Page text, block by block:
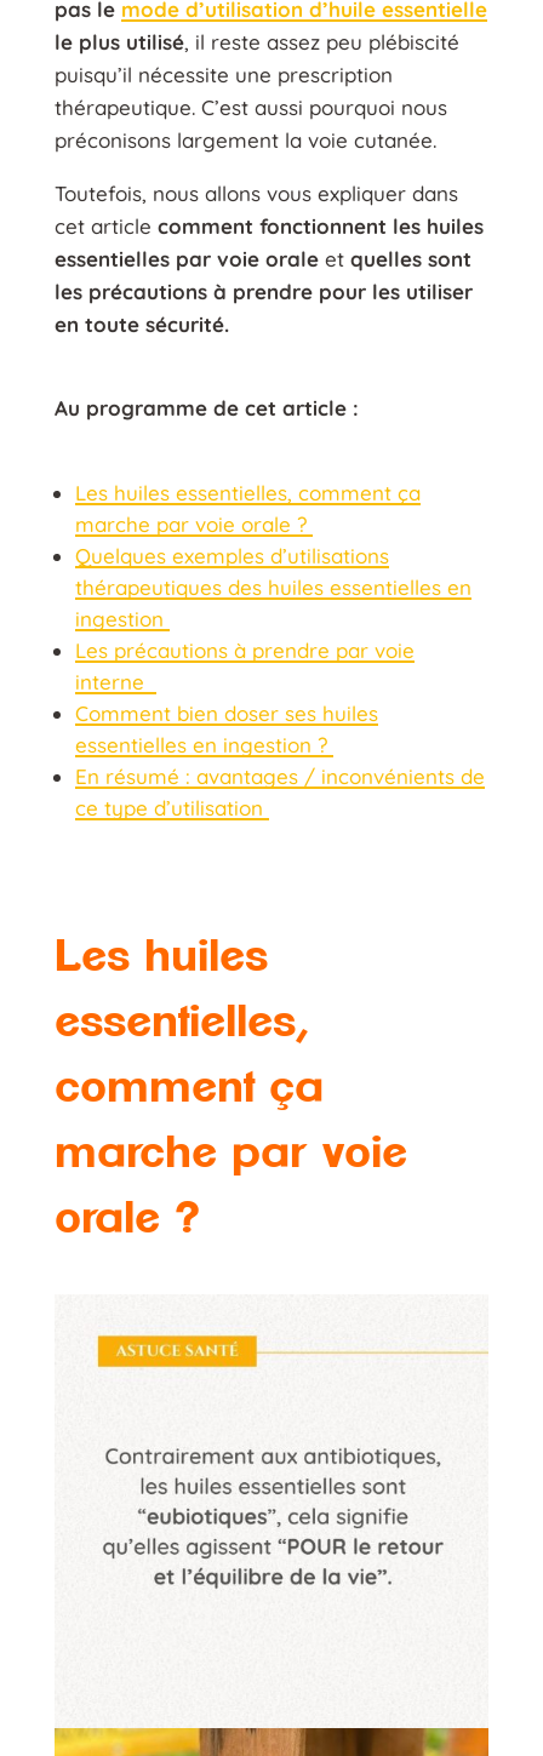
pas le mode d’utilisation d’huile essentielle
le plus utilisé, il reste assez peu plébiscité
puisqu’il nécessite une prescription
thérapeutique. C’est aussi pourquoi nous
préconisons largement la voie cutanée.
Toutefois, nous allons vous expliquer dans
cet article comment fonctionnent les huiles
essentielles par voie oraleet quelles sont
les précautions à prendre pour les utiliser
en toute sécurité.
Au programme de cet article :
Les huiles essentielles, comment ça
marche par voie orale ?
Quelques exemples d’utilisations
thérapeutiques des huiles essentielles en
ingestion
Les précautions à prendre par voie
interne
Comment bien doser ses huiles
essentielles en ingestion ?
En résumé : avantages / inconvénients de
ce type d’utilisation
Les huiles
essentielles,
comment ça
marche par voie
orale ?